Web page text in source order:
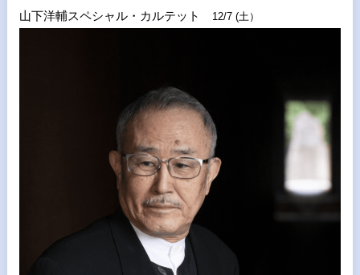
山下洋輔スペシャル・カルテット 12/7 (土）